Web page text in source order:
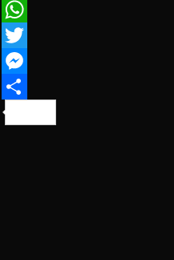
Viber
WhatsApp
Twitter
Messenger